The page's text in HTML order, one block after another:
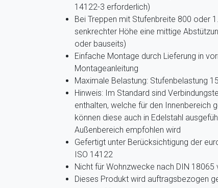
14122-3 erforderlich)
Bei Treppen mit Stufenbreite 800 oder
senkrechter Höhe eine mittige
oder bauseits)
Einfache Montage durch Lieferung in
Montageanleitung
Maximale Belastung: Stufenbelastung
Hinweis: Im Standard sind
enthalten, welche für den Innenbereich
können diese auch in Edelstahl
Außenbereich empfohlen wird
Gefertigt unter Berücksichtigung der
ISO 14122
Nicht für Wohnzwecke nach DIN 18065
Dieses Produkt wird auftragsbezogen